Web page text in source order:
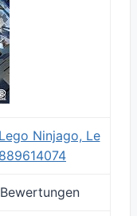
Ninjago, Le